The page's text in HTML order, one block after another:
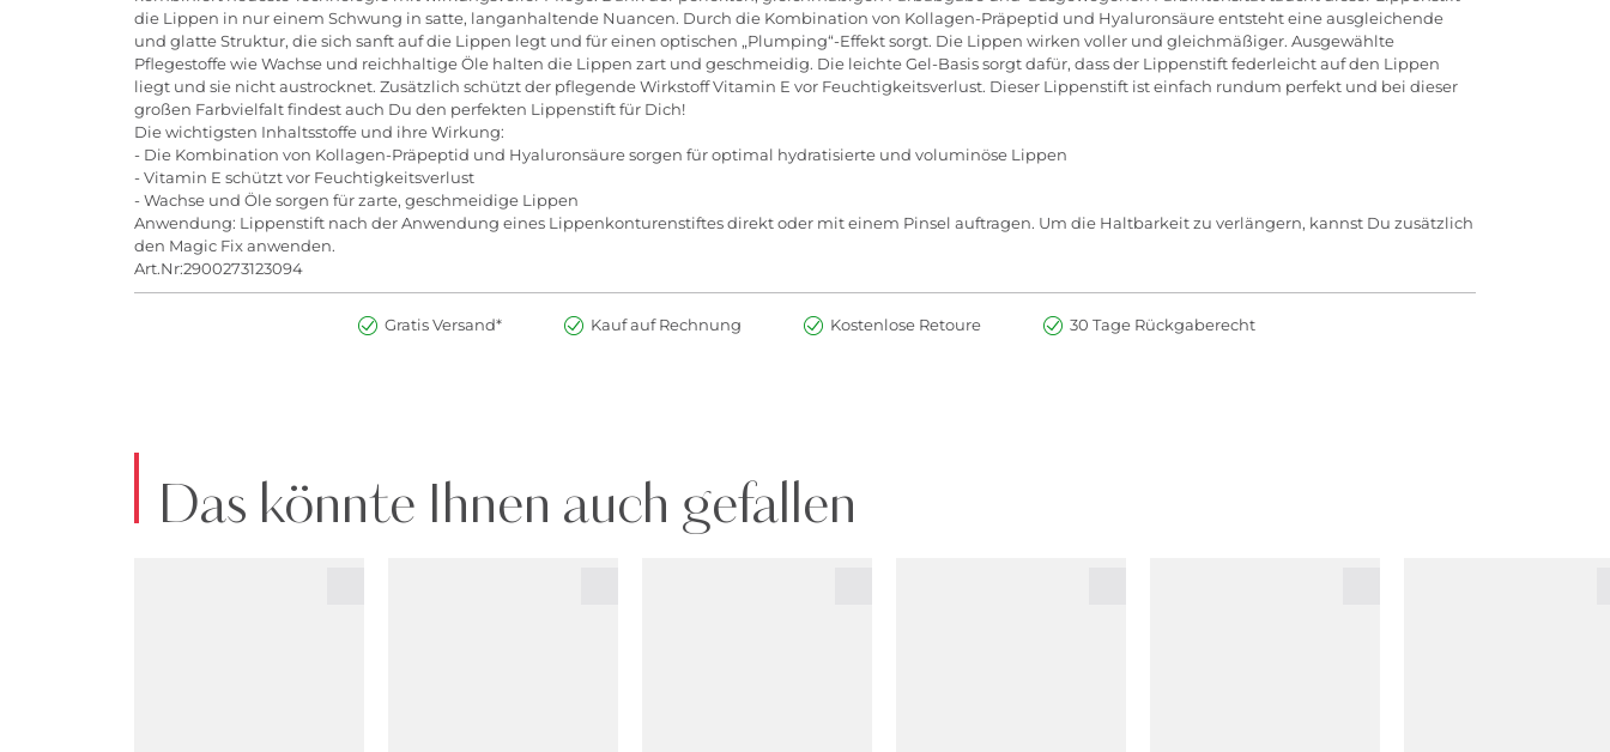
die Lippen in nur einem Schwung in satte, langanhaltende Nuancen. Durch die Kombination von Kollagen-Präpeptid und Hyaluronsäure entsteht eine ausgleichende
und glatte Struktur, die sich sanft auf die Lippen legt und für einen optischen „Plumping“-Effekt sorgt. Die Lippen wirken voller und gleichmäßiger. Ausgewählte
Pflegestoffe wie Wachse und reichhaltige Öle halten die Lippen zart und geschmeidig. Die leichte Gel-Basis sorgt dafür, dass der Lippenstift federleicht auf den Lippen
liegt und sie nicht austrocknet. Zusätzlich schützt der pflegende Wirkstoff Vitamin E vor Feuchtigkeitsverlust. Dieser Lippenstift ist einfach rundum perfekt und bei dieser
großen Farbvielfalt findest auch Du den perfekten Lippenstift für Dich!
Die wichtigsten Inhaltsstoffe und ihre Wirkung:
- Die Kombination von Kollagen-Präpeptid und Hyaluronsäure sorgen für optimal hydratisierte und voluminöse Lippen
- Vitamin E schützt vor Feuchtigkeitsverlust
- Wachse und Öle sorgen für zarte, geschmeidige Lippen
Anwendung: Lippenstift nach der Anwendung eines Lippenkonturenstiftes direkt oder mit einem Pinsel auftragen. Um die Haltbarkeit zu verlängern, kannst Du zusätzlich
den Magic Fix anwenden.
Art.Nr:2900273123094
Gratis Versand* Kauf auf Rechnung Kostenlose Retoure 30 Tage Rückgaberecht
Das könnte Ihnen auch gefallen